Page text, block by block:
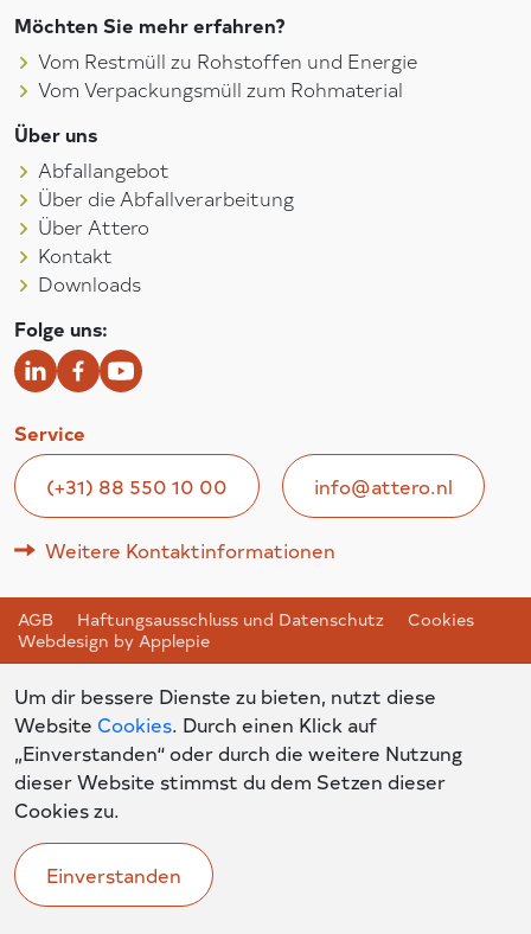
Möchten Sie mehr erfahren?
Vom Restmüll zu Rohstoffen und Energie
Vom Verpackungsmüll zum Rohmaterial
Über uns
Abfallangebot
Über die Abfallverarbeitung
Über Attero
Kontakt
Downloads
Folge uns:
Service
(+31) 88 550 10 00 info@attero.nl
Weitere Kontaktinformationen
AGB Haftungsausschluss und Datenschutz
Cookies
Webdesign by Applepie
Um dir bessere Dienste zu bieten, nutzt diese
Website Cookies. Durch einen Klick auf
„Einverstanden“ oder durch die weitere Nutzung
dieser Website stimmst du dem Setzen dieser
Cookies zu.
Einverstanden